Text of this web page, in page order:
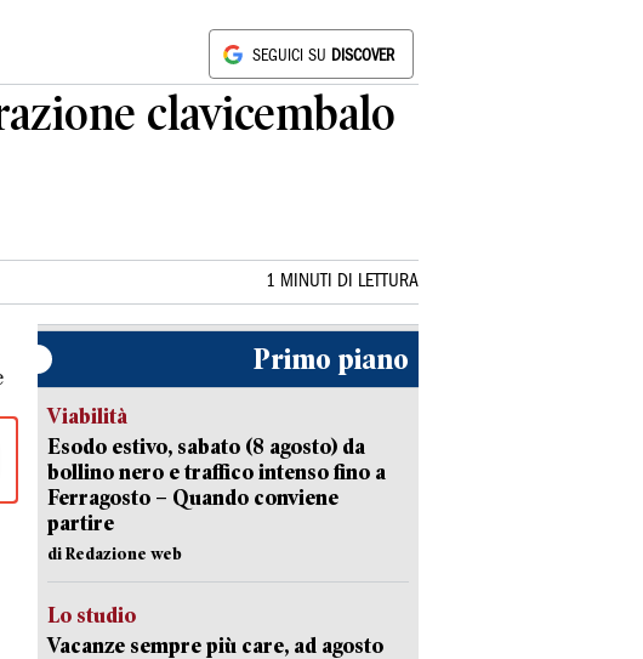
SEGUICI SU DISCOVER
clavicembalo
1 MINUTI DI LETTURA
Primo piano
Viabilità
Esodo estivo, sabato (8 agosto) da
bollino nero e traffico intenso fino a
Ferragosto – Quando conviene
partire
di Redazione web
Lo studio
Vacanze sempre più care, ad agosto